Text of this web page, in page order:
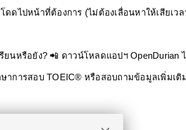
ดดไปหน้าที่ต้องการ (ไม่ต้องเลื่อนหาให้เสียเวล
ยนหรือยัง? 📲 ดาวน์โหลดแอปฯ OpenDurian
ษาการสอบ TOEIC® หรือสอบถามข้อมูลเพิ่มเติ